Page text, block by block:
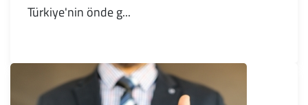
Türkiye'nin önde g...